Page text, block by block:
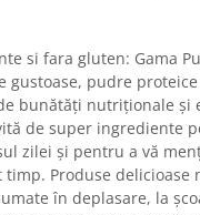
si fara gluten: Gama
gustoase, pudre
bunătăți nutriționale și
de super ingrediente
zilei și pentru a vă
Produse delicioase
în deplasare, la